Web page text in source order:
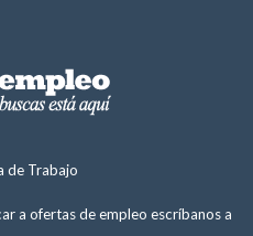
de Trabajo
a ofertas de empleo escríbanos a